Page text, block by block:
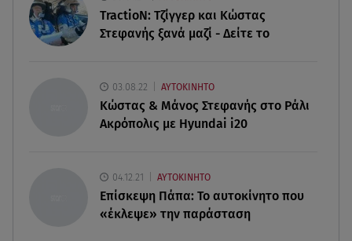
«Έσκασε όλη η κούραση του χειμώνα»
από δύσβατο φαράγγι
06.08.26 , 19:44
Κυψέλη: «Βιώνουμε βαθιά οδύνη» - Τι λέει η
TractioN: Τζίγγερ και Κώστας
Στεφανής ξανά μαζί - Δείτε το
03.08.22 ΑΥΤΟΚΙΝΗΤΟ
Κώστας & Μάνος Στεφανής στο Ράλι
Ακρόπολις με Hyundai i20
04.12.21 ΑΥΤΟΚΙΝΗΤΟ
Επίσκεψη Πάπα: Το αυτοκίνητο που
«έκλεψε» την παράσταση